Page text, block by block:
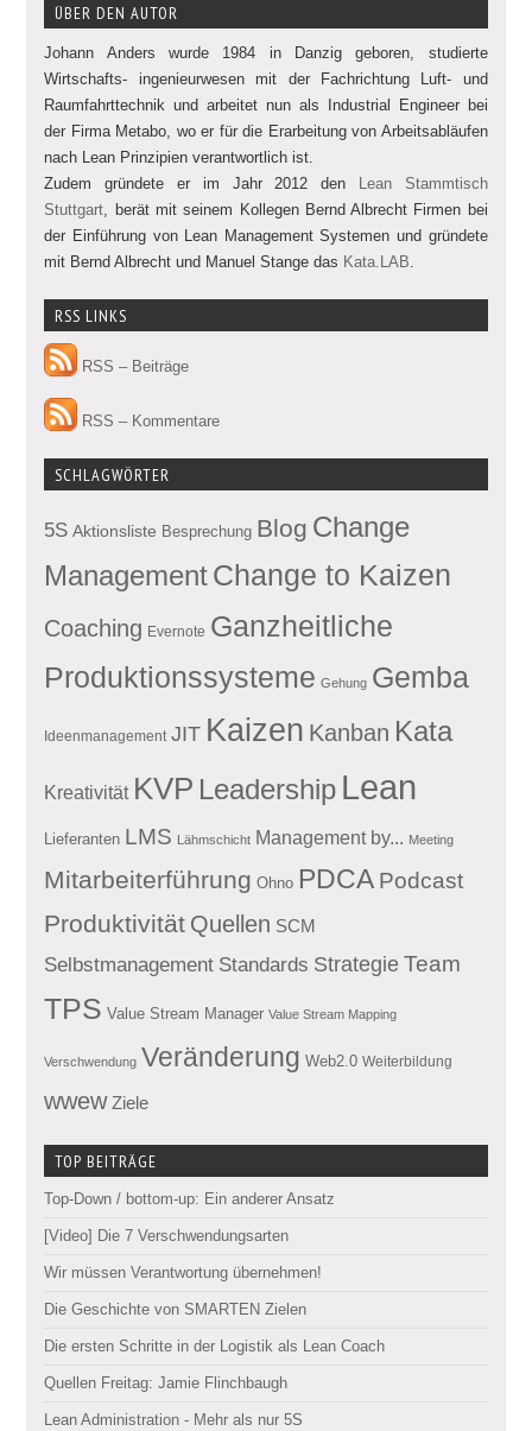
ÜBER DEN AUTOR
Johann Anders wurde 1984 in Danzig geboren, studierte
Wirtschafts- ingenieurwesen mit der Fachrichtung Luft- und
Raumfahrttechnik und arbeitet nun als Industrial Engineer bei
der Firma Metabo, wo er für die Erarbeitung von Arbeitsabläufen
nach Lean Prinzipien verantwortlich ist.
Zudem gründete er im Jahr 2012 den Lean Stammtisch
Stuttgart , berät mit seinem Kollegen Bernd Albrecht Firmen bei
der Einführung von Lean Management Systemen und gründete
mit Bernd Albrecht und Manuel Stange das Kata.LAB
RSS LINKS
RSS – Beiträge
RSS – Kommentare
SCHLAGWÖRTER
5S Aktionsliste Besprechung Blog Change
ManagementChange to Kaizen
Coaching Evernote Ganzheitliche
Produktionssysteme Gehung Gemba
Ideenmanagement JIT Kaizen Kanban Kata
Kreativität KVP Leadership Lean
Lieferanten LMS Lähmschicht Management by... Meeting
Mitarbeiterführung Ohno PDCA Podcast
Produktivität Quellen SCM
Selbstmanagement Standards Strategie Team
TPS Value Stream Manager Value Stream Mapping
Verschwendung Veränderung Web2.0 Weiterbildung
wwew Ziele
TOP BEITRÄGE
Top-Down / bottom-up: Ein anderer Ansatz
[Video] Die 7 Verschwendungsarten
Wir müssen Verantwortung übernehmen!
Die Geschichte von SMARTEN Zielen
Die ersten Schritte in der Logistik als Lean Coach
Quellen Freitag: Jamie Flinchbaugh
Lean Administration - Mehr als nur 5S